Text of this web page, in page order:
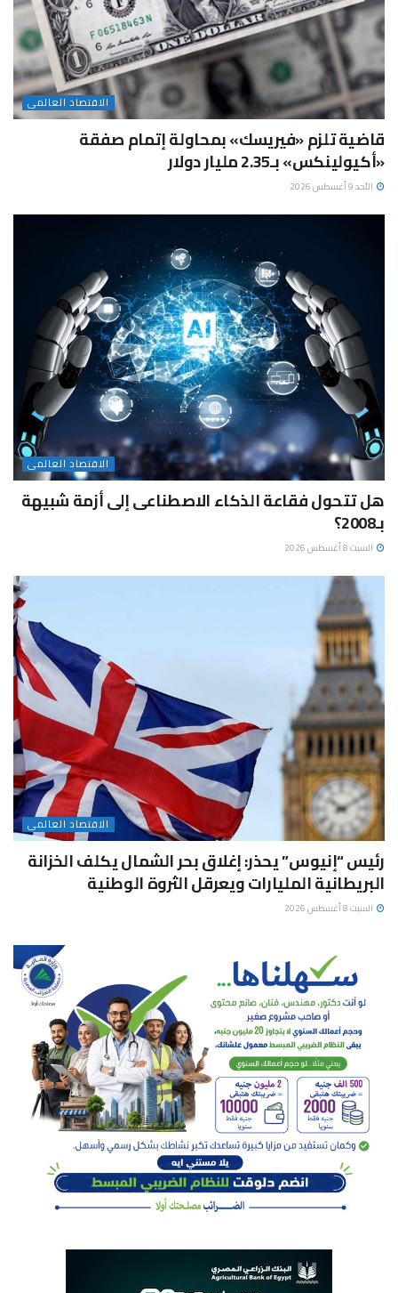
الاقتصاد العالمى
قاضية تلزم «فيريسك» بمحاولة إتمام صفقة
«أكيولينكس» بـ2.35 مليار دولار
الأحد 9 أغسطس 2026
الاقتصاد العالمى
هل تتحول فقاعة الذكاء الاصطناعى إلى أزمة شبيهة
بـ2008؟
السبت 8 أغسطس 2026
الاقتصاد العالمى
رئيس “إنيوس” يحذر: إغلاق بحر الشمال يكلف الخزانة
البريطانية المليارات ويعرقل الثروة الوطنية
السبت 8 أغسطس 2026